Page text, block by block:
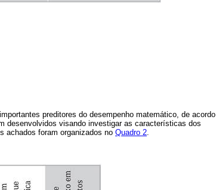
preditores do desempenho matemático, de acordo
desenvolvidos visando investigar as características dos
achados foram organizados no Quadro 2.